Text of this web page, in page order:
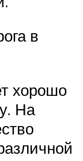
в
хорошо
На